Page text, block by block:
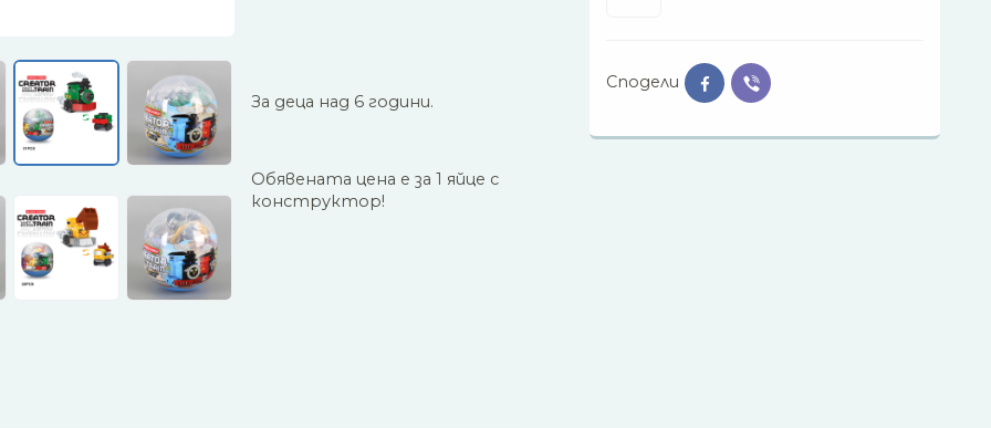
За деца над 6 години.
Обявената цена е за 1 яйце с
конструктор!
Сподели